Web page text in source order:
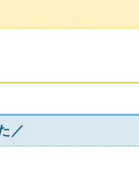
／